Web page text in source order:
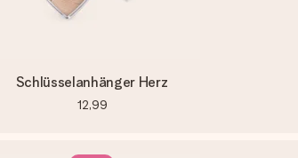
Schlüsselanhänger Herz
12,99